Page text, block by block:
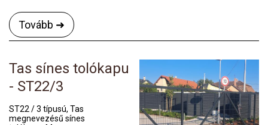
Tovább ➜
Tas sínes tolókapu
- ST22/3
ST22 / 3 típusú, Tas
megnevezésű sínes